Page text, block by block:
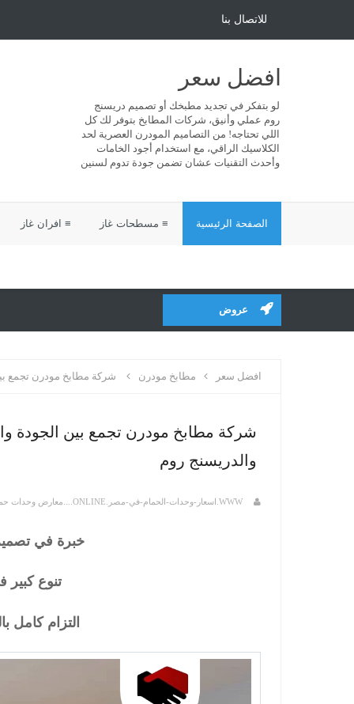
للاتصال بنا
افضل سعر
لو بتفكر في تجديد مطبخك أو تصميم دريسنج
روم عملي وأنيق، شركات المطابخ بتوفر لك كل
اللي تحتاجه! من التصاميم المودرن العصرية لحد
الكلاسيك الراقي، مع استخدام أجود الخامات
وأحدث التقنيات عشان تضمن جودة تدوم لسنين
الصفحة الرئيسية ≡ مسطحات غاز ≡ افران غاز
عروض
افضل سعر مطابخ مودرن شركة مطابخ مودرن تجمع
شركة مطابخ مودرن تجمع بين الجودة
والدريسنج روم
WWW.اسعار-وحدات-الحمام-في-مصر.ONLINE....معارض وحدات حمام فى مصر
خبرة في تصميم
تنوع كبير
التزام كامل